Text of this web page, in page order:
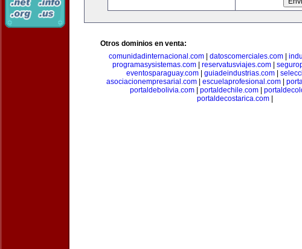
Otros dominios en venta:
comunidadinternacional.com
datoscomerciales.com
programasysistemas.com
reservatusviajes.com
eventosparaguay.com
guiadeindustrias.com
asociacionempresarial.com| escuelaprofesional.com|
portaldebolivia.com| portaldechile.com|
portaldecostarica.com